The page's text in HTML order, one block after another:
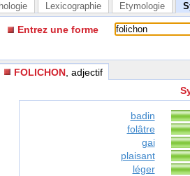
Lexicographie Etymologie
Entrez une forme
FOLICHON , adjectif
badin
folâtre
gai
plaisant
léger